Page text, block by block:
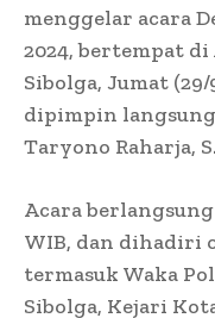
menggelar acara
2024, bertempat
Sibolga, Jumat
dipimpin langsung
Taryono Raharja,
Acara
WIB, dan dihadiri
termasuk Waka
Sibolga, Kejari